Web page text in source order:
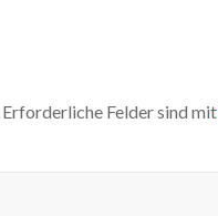
Erforderliche Felder sind mit